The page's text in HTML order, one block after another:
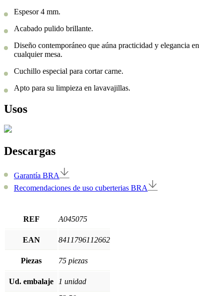
Espesor 4 mm.
Acabado pulido brillante.
Diseño contemporáneo que aúna practicidad y elegancia en
cualquier mesa.
Cuchillo especial para cortar carne.
Apto para su limpieza en lavavajillas.
Usos
Descargas
Garantía BRA
Recomendaciones de uso cuberterias BRA
REF A045075
EAN 8411796112662
Piezas 75 piezas
Ud. embalaje 1 unidad